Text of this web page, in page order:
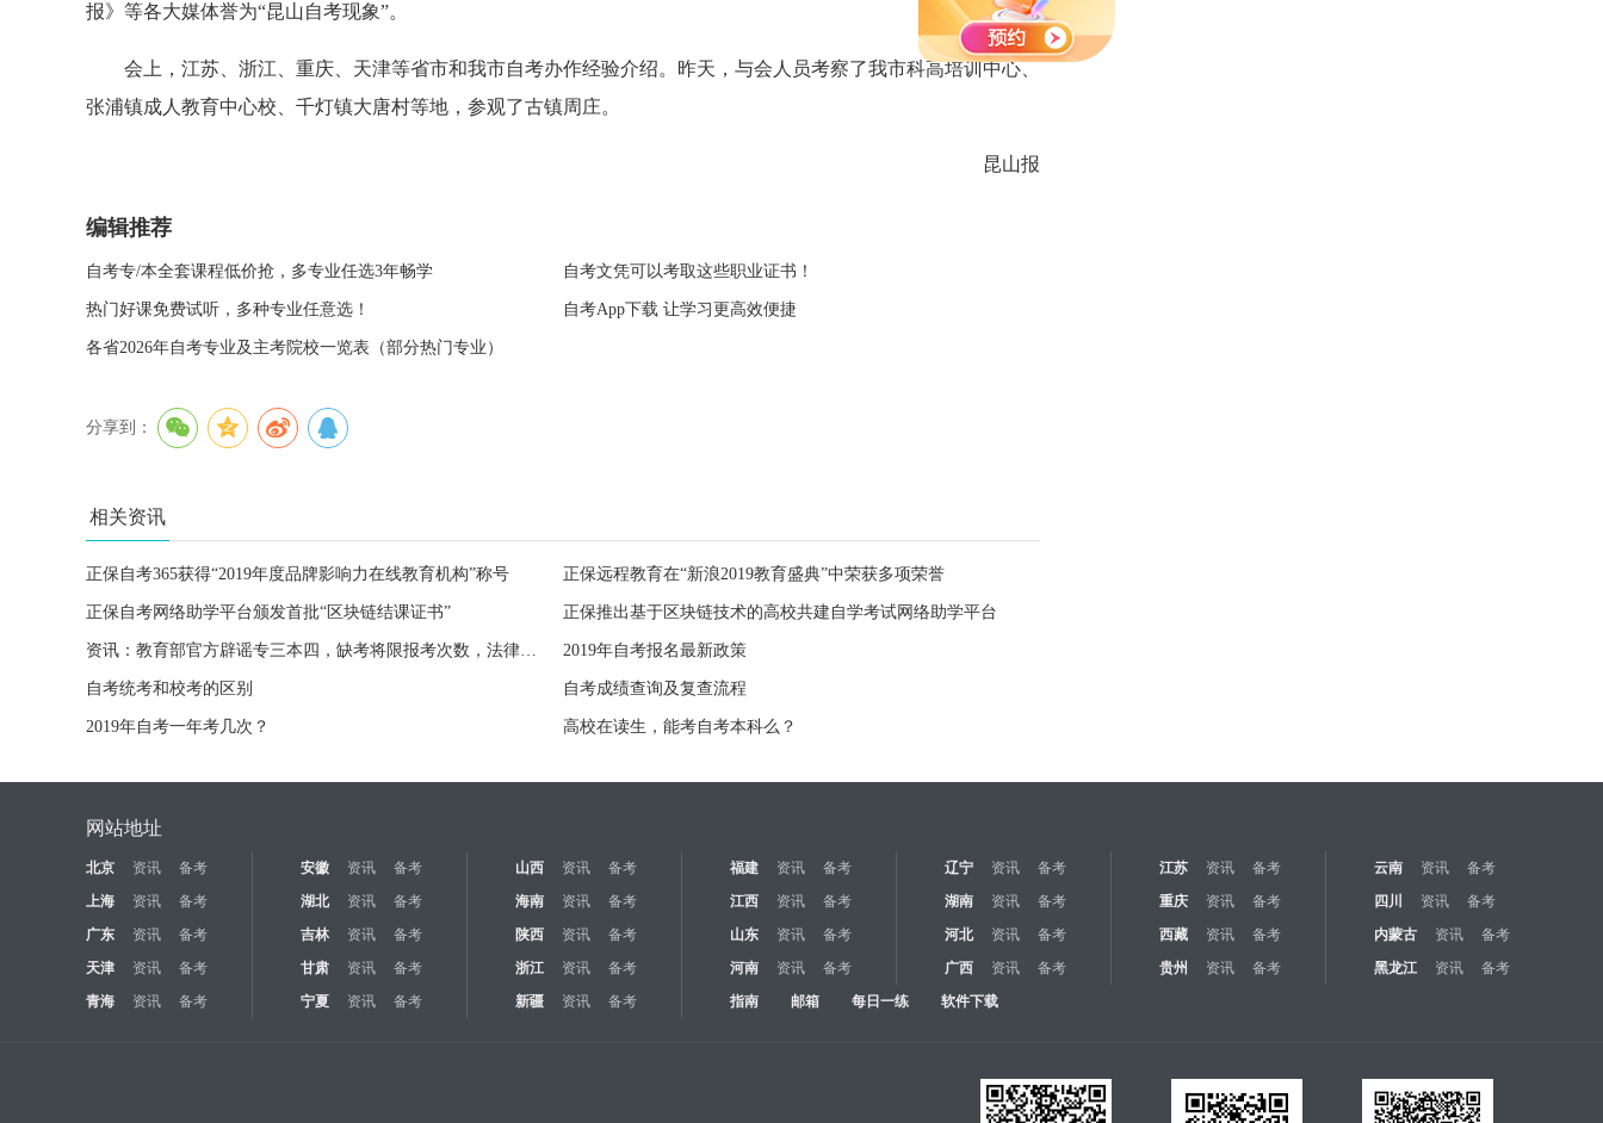
报》等各大媒体誉为“昆山自考现象”。
会上，江苏、浙江、重庆、天津等省市和我市自考办作经验介绍。昨天，与会人员考察了我市科高培训中心、
张浦镇成人教育中心校、千灯镇大唐村等地，参观了古镇周庄。
昆山报
编辑推荐
自考专/本全套课程低价抢，多专业任选3年畅学 自考文凭可以考取这些职业证书！
热门好课免费试听，多种专业任意选！ 自考App下载 让学习更高效便捷
各省2026年自考专业及主考院校一览表（部分热门专业）
分享到：
相关资讯
正保自考365获得“2019年度品牌影响力在线教育机构”称号 正保远程教育在“新浪2019教育盛典”中荣获多项荣誉
正保自考网络助学平台颁发首批“区块链结课证书” 正保推出基于区块链技术的高校共建自学考试网络助学平台
资讯：教育部官方辟谣专三本四，缺考将限报考次数，法律职业资格报考条件有变 2019年自考报名最新政策
自考统考和校考的区别 自考成绩查询及复查流程
2019年自考一年考几次？ 高校在读生，能考自考本科么？
网站地址
北京 资讯 备考 安徽 资讯 备考 山西 资讯 备考 福建 资讯 备考 辽宁 资讯 备考 江苏 资讯 备考 云南 资讯
备考
上海
资讯 备考 湖北 资讯 备考 海南 资讯 备考 江西 资讯 备考 湖南 资讯 备考 重庆 资讯 备考 四川 资讯
备考
广东
资讯 备考 吉林 资讯 备考 陕西 资讯 备考 山东 资讯 备考 河北 资讯 备考 西藏 资讯 备考 内蒙古 资讯
备考
天津
资讯 备考 甘肃 资讯 备考 浙江 资讯 备考 河南 资讯 备考 广西 资讯 备考 贵州 资讯 备考 黑龙江 资讯
备考
青海
资讯 备考 宁夏 资讯 备考 新疆 资讯 备考 指南 邮箱 每日一练 软件下载